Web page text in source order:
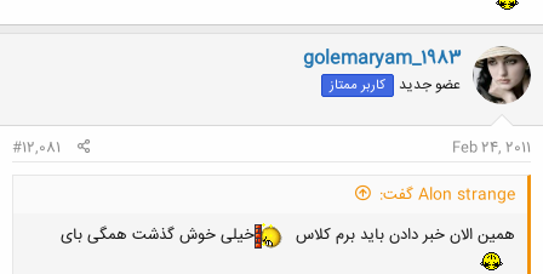
golemaryam_1983
عضو جدید کاربر ممتاز
Feb 24, 2011
#12,081
Alon strange گفت:
همین الان خبر دادن باید برم کلاس
خیلی خوش گذشت همگی بای